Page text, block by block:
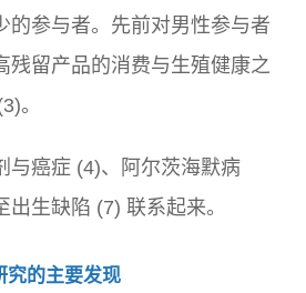
的参与者。先前对男性参与者
残留产品的消费与生殖健康之
。
与癌症 (4)、阿尔茨海默病
生缺陷 (7) 联系起来。
究的主要发现